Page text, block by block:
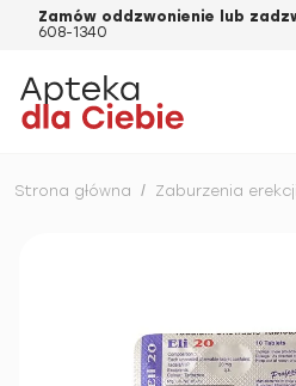
Zamów oddzwonienie lub
608-1340
Strona główna / Zaburzenia erekcji